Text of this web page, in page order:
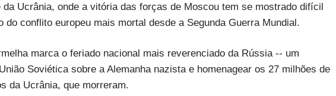
Ucrânia, onde a vitória das forças de Moscou tem se mostrado difícil
conflito europeu mais mortal desde a Segunda Guerra Mundial.
marca o feriado nacional mais reverenciado da Rússia -- um
Soviética sobre a Alemanha nazista e homenagear os 27 milhões de
da Ucrânia, que morreram.